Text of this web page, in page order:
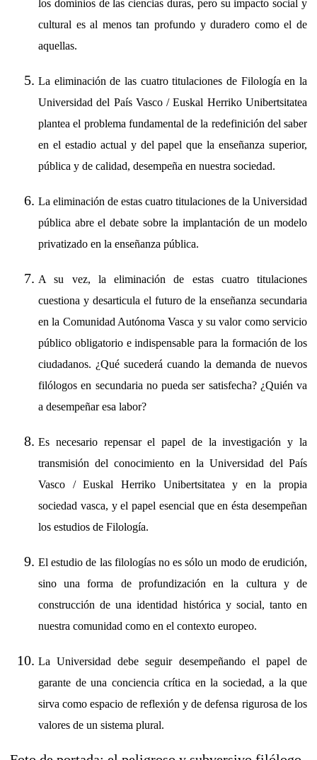
los dominios de las ciencias duras, pero su impacto social y
cultural es al menos tan profundo y duradero como el de
aquellas.
La eliminación de las cuatro titulaciones de Filología en la
Universidad del País Vasco / Euskal Herriko Unibertsitatea
plantea el problema fundamental de la redefinición del saber
en el estadio actual y del papel que la enseñanza superior,
pública y de calidad, desempeña en nuestra sociedad.
La eliminación de estas cuatro titulaciones de la Universidad
pública abre el debate sobre la implantación de un modelo
privatizado en la enseñanza pública.
A su vez, la eliminación de estas cuatro titulaciones
cuestiona y desarticula el futuro de la enseñanza secundaria
en la Comunidad Autónoma Vasca y su valor como servicio
público obligatorio e indispensable para la formación de los
ciudadanos. ¿Qué sucederá cuando la demanda de nuevos
filólogos en secundaria no pueda ser satisfecha? ¿Quién va
a desempeñar esa labor?
Es necesario repensar el papel de la investigación y la
transmisión del conocimiento en la Universidad del País
Vasco / Euskal Herriko Unibertsitatea y en la propia
sociedad vasca, y el papel esencial que en ésta desempeñan
los estudios de Filología.
El estudio de las filologías no es sólo un modo de erudición,
sino una forma de profundización en la cultura y de
construcción de una identidad histórica y social, tanto en
nuestra comunidad como en el contexto europeo.
La Universidad debe seguir desempeñando el papel de
garante de una conciencia crítica en la sociedad, a la que
sirva como espacio de reflexión y de defensa rigurosa de los
valores de un sistema plural.